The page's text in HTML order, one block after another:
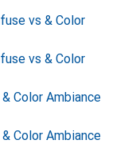
vs & Color
vs & Color
Color Ambiance
Color Ambiance